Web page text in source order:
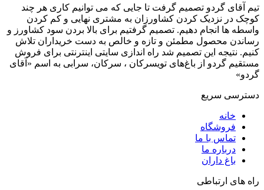
تیم آقای گردو تصمیم گرفت تا جایی که می توانیم کاری هر چند
کوچک در نزدیک کردن کشاورزان به مشتری نهایی و کم کردن
واسطه ها انجام دهیم. تصمیم گرفتیم برای بالا بردن سود کشاورز و
رساندن محصول مطمئن و تازه و خالص به دست خریداران تلاش
کنیم. نتیجه این تصمیم شد راه اندازی سایتی اینترنتی برای فروش
مستقیم گردو از باغ‌های تویسرکان ، سرکان، سرابی به اسم «آقای
گردو»
دسترسی سریع
خانه
فروشگاه
تماس با ما
درباره ما
باغ داران
راه های ارتباطی